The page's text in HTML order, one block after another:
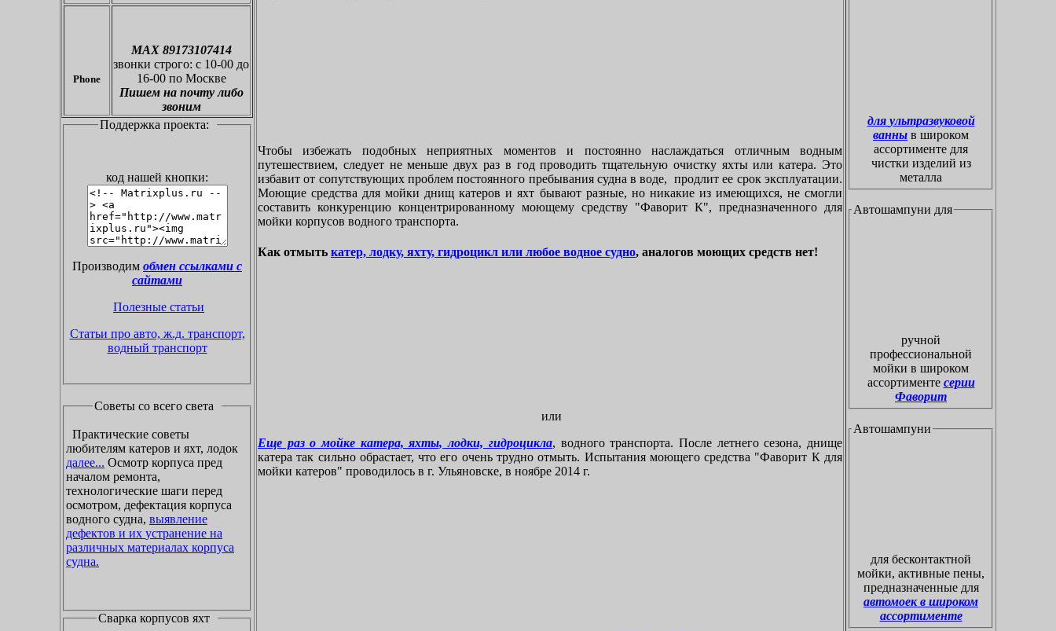
Phone
МАХ 89173107414
звонки строго: с 10-00 до
16-00 по Москве
Пишем на почту либо
звоним
Поддержка проекта:
код нашей кнопки:
Производим обмен ссылками с
сайтами
Полезные статьи
Статьи про авто, ж.д. транспорт,
водный транспорт
Советы со всего света
Практические советы
любителям катеров и яхт, лодок
далее... Осмотр корпуса пред
началом ремонта,
технологические шаги перед
осмотром, дефектация корпуса
водного судна, выявление
дефектов и их устранение на
различных материалах корпуса
судна.
Сварка корпусов яхт
Чтобы избежать подобных неприятных моментов и постоянно наслаждаться отличным водным
путешествием, следует не меньше двух раз в год проводить тщательную очистку яхты или катера. Это
избавит от сопутствующих проблем постоянного пребывания судна в воде, продлит ее срок эксплуатации.
Моющие средства для мойки днищ катеров и яхт бывают разные, но никакие из имеющихся, не смогли
составить конкуренцию концентрированному моющему средству "Фаворит К", предназначенного для
мойки корпусов водного транспорта.
Как отмыть катер, лодку, яхту, гидроцикл или любое водное судно, аналогов моющих средств нет!
или
Еще раз о мойке катера, яхты, лодки, гидроцикла, водного транспорта. После летнего сезона, днище
катера так сильно обрастает, что его очень трудно отмыть. Испытания моющего средства "Фаворит К для
мойки катеров" проводилось в г. Ульяновске, в ноябре 2014 г.
для ультразвуковой
ванны в широком
ассортименте для
чистки изделий из
металла
Автошампуни для
ручной
профессиональной
мойки в широком
ассортименте серии
Фаворит
Автошампуни
для бесконтактной
мойки, активные пены,
предназначенные для
автомоек в широком
ассортименте